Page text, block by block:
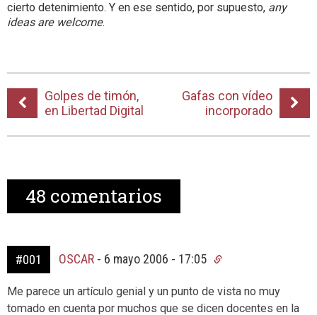
cierto detenimiento. Y en ese sentido, por supuesto, any
ideas are welcome.
Golpes de timón,
en Libertad Digital
Gafas con vídeo
incorporado
48 comentarios
#001 OSCAR - 6 mayo 2006 - 17:05
Me parece un artículo genial y un punto de vista no muy
tomado en cuenta por muchos que se dicen docentes en la